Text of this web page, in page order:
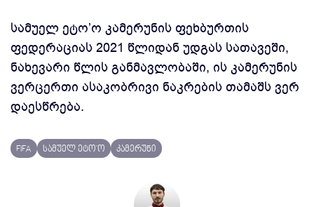
სამუელ ეტო’ო კამერუნის ფეხბურთის
ფედერაციას 2021 წლიდან უდგას სათავეში,
ნახევარი წლის განმავლობაში, ის კამერუნის
ვერცერთი ასაკობრივი ნაკრების თამაშს ვერ
დაესწრება.
FIFA სამუელ ეტო'ო კამერუნი